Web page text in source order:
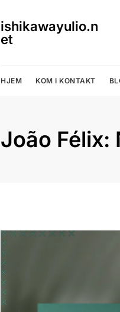
ishikawayulio.n
et
HJEM KOM I KONTAKT
João